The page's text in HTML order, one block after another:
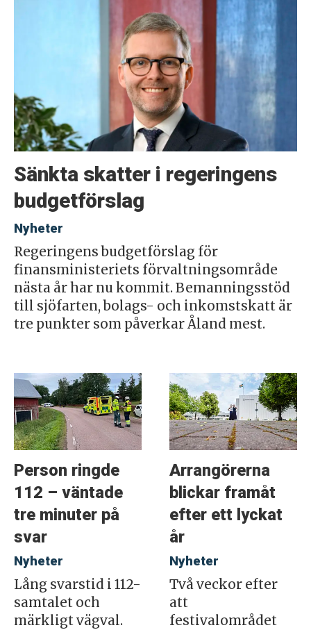
Sänkta skatter i regeringens
budgetförslag
Nyheter
Regeringens budgetförslag för
finansministeriets förvaltningsområde
nästa år har nu kommit. Bemanningsstöd
till sjöfarten, bolags- och inkomstskatt är
tre punkter som påverkar Åland mest.
Person ringde
112 – väntade
tre minuter på
svar
Nyheter
Lång svarstid i 112-
samtalet och
märkligt vägval.
Arrangörerna
blickar framåt
efter ett lyckat
år
Nyheter
Två veckor efter
att
festivalområdet